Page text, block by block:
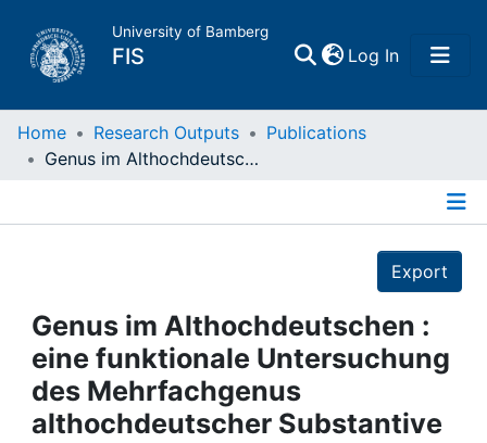
University of Bamberg
FIS Log In(current)
Home
Projects
People
Institutions
Home Research Outputs
Publications
Genus im Althochdeutschen : eine funktionale Untersuchung des Mehrfachgenus althochdeutscher Substantive
Export
Genus im Althochdeutschen :
eine funktionale Untersuchung
des Mehrfachgenus
althochdeutscher Substantive